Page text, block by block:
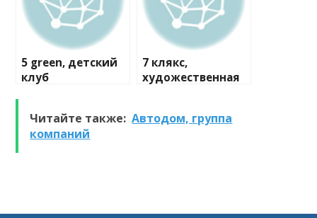
5 green, детский
клуб
7 клякс,
художественная
Читайте также: Автодом, группа
компаний